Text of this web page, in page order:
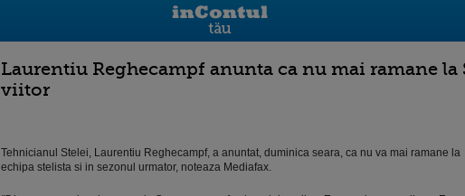
Laurentiu Reghecampf anunta ca nu mai ramane la
viitor
Tehnicianul Stelei, Laurentiu Reghecampf, a anuntat, duminica seara, ca nu va mai ramane la
echipa stelista si in sezonul urmator, noteaza Mediafax.